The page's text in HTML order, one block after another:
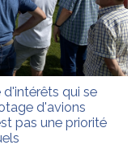
qui se
d'avions
pas une priorité